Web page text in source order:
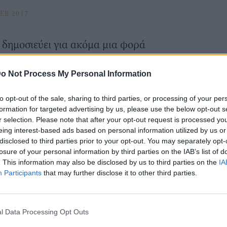
Not Process My Personal Information
opt-out of the sale, sharing to third parties, or processing of your
for targeted advertising by us, please use the below opt-out
selection. Please note that after your opt-out request is processed
interest-based ads based on personal information utilized by us
to third parties prior to your opt-out. You may separately
of your personal information by third parties on the IAB’s list of
This information may also be disclosed by us to third parties on the
Participants that may further disclose it to other third parties.
Data Processing Opt Outs
2017
για ακόμα μια φορά
του πρίγκιπα Χάρι και της
χέρι χέρι στο Λονδίνο.
φωτογραφήθηκε σε πολυσύχναστο
από ποτέ.
το ζευγάρι σε τρυφερή στιγμή,
φλας. Φαίνεται ότι η σχέση
σοβαρότερο.